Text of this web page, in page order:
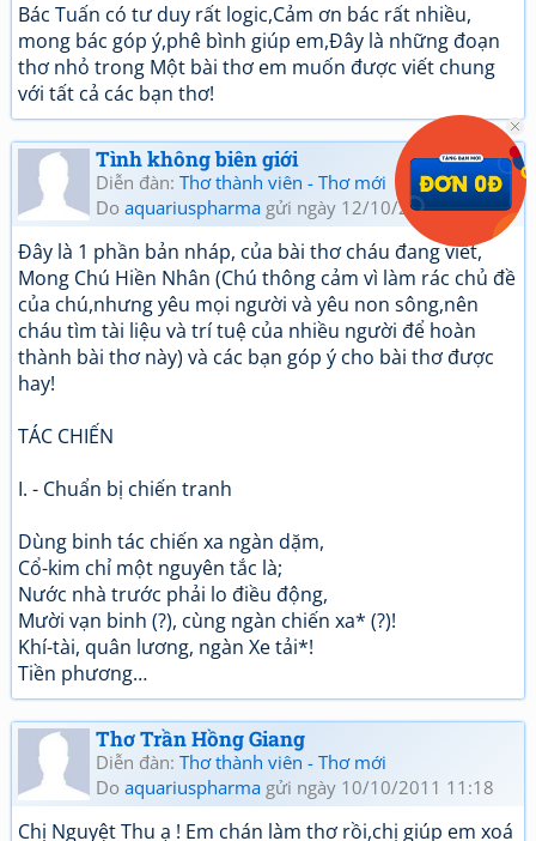
Bác Tuấn có tư duy rất logic,Cảm ơn bác rất nhiều,
mong bác góp ý,phê bình giúp em,Đây là những đoạn
thơ nhỏ trong Một bài thơ em muốn được viết chung
với tất cả các bạn thơ!
Tình không biên giới
Diễn đàn: Thơ thành viên - Thơ mới
Do aquariuspharma gửi ngày 12/10/2011 00:22
Đây là 1 phần bản nháp, của bài thơ cháu đang viết,
Mong Chú Hiền Nhân (Chú thông cảm vì làm rác chủ đề
của chú,nhưng yêu mọi người và yêu non sông,nên
cháu tìm tài liệu và trí tuệ của nhiều người để hoàn
thành bài thơ này) và các bạn góp ý cho bài thơ được
hay!
TÁC CHIẾN
I. - Chuẩn bị chiến tranh
Dùng binh tác chiến xa ngàn dặm,
Cổ-kim chỉ một nguyên tắc là;
Nước nhà trước phải lo điều động,
Mười vạn binh (?), cùng ngàn chiến xa* (?)!
Khí-tài, quân lương, ngàn Xe tải*!
Tiền phương…
Thơ Trần Hồng Giang
Diễn đàn: Thơ thành viên - Thơ mới
Do aquariuspharma gửi ngày 10/10/2011 11:18
Chị Nguyệt Thu ạ ! Em chán làm thơ rồi,chị giúp em xoá